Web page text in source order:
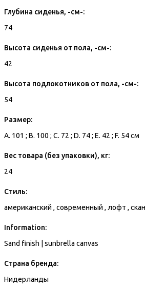
Глубина сиденья, -см-:
74
Высота сиденья от пола, -см-:
42
Высота подлокотников от пола, -см-:
54
Размер:
A. 101 ; B. 100 ; C. 72 ; D. 74 ; E. 42 ; F. 54 см
Вес товара (без упаковки), кг:
24
Стиль:
американский , современный , лофт ,
Information:
Sand finish | sunbrella canvas
Страна бренда:
Нидерланды